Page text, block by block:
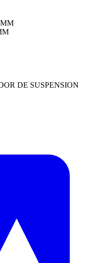
DE SUSPENSION